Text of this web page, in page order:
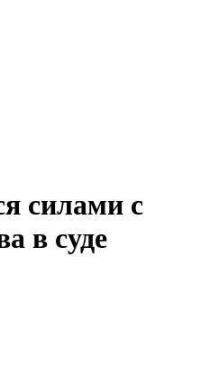
силами с
в суде